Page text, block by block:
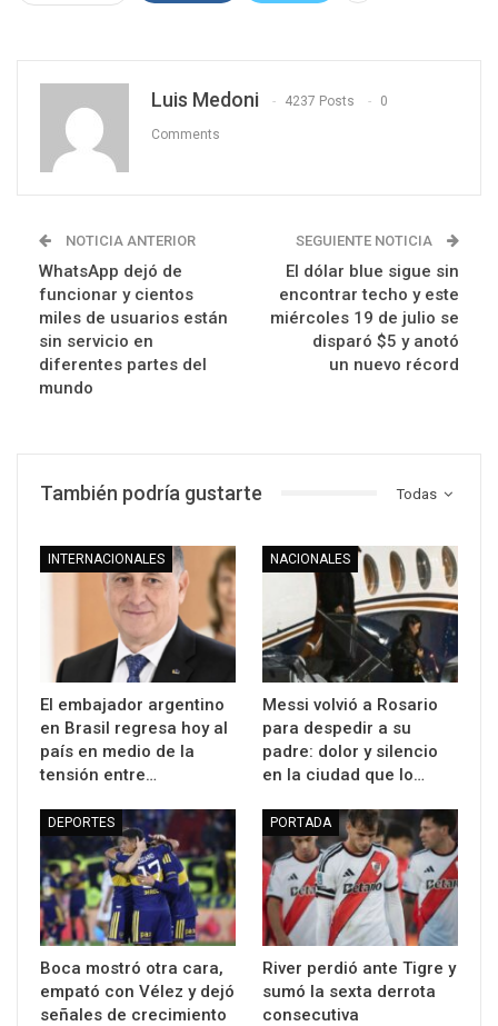
Luis Medoni 4237 Posts 0
Comments
NOTICIA ANTERIOR
WhatsApp dejó de
funcionar y cientos
miles de usuarios están
sin servicio en
diferentes partes del
mundo
SEGUIENTE NOTICIA
El dólar blue sigue sin
encontrar techo y este
miércoles 19 de julio se
disparó $5 y anotó
un nuevo récord
Todas
También podría gustarte
INTERNACIONALES
El embajador argentino
en Brasil regresa hoy al
país en medio de la
tensión entre…
NACIONALES
Messi volvió a Rosario
para despedir a su
padre: dolor y silencio
en la ciudad que lo…
DEPORTES
Boca mostró otra cara,
empató con Vélez y dejó
señales de crecimiento
PORTADA
River perdió ante Tigre y
sumó la sexta derrota
consecutiva